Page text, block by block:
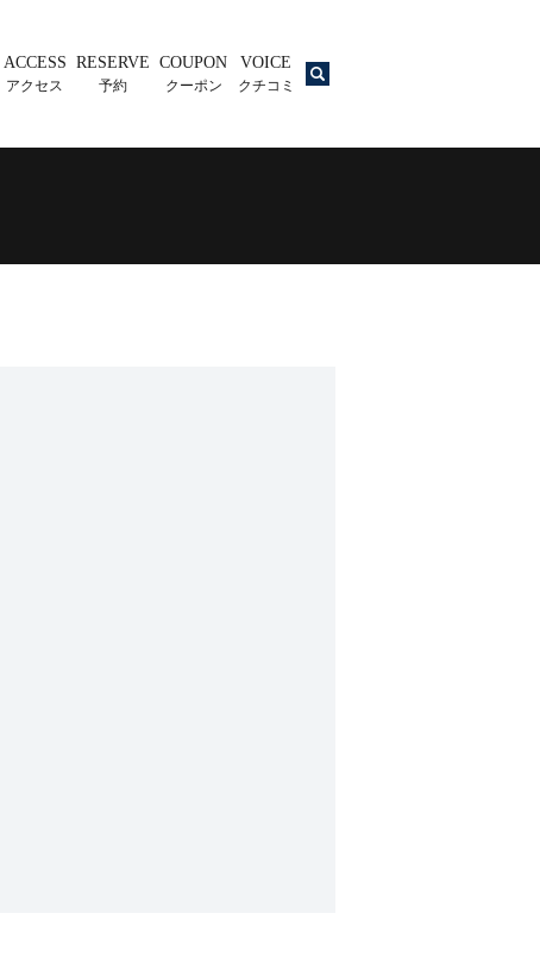
ACCESS
アクセス
RESERVE
予約
COUPON
クーポン
VOICE
クチコミ